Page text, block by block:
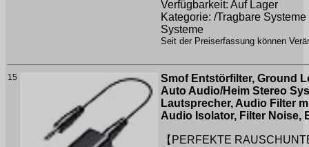
Verfügbarkeit: Auf Lager
Kategorie: /Tragbare
Systeme
Seit der Preiserfassung können
15
Smof Entstörfilter, Ground
Auto Audio/Heim Stereo
Lautsprecher, Audio Filter
Audio Isolator, Filter Noise,
【PERFEKTE